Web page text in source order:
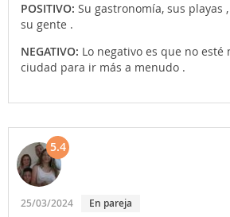
POSITIVO: Su gastronomía, sus playas
su gente .
NEGATIVO: Lo negativo es que no esté
ciudad para ir más a menudo .
5.4
25/03/2024 En pareja